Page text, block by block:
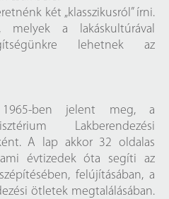
két „klasszikusról” írni.
a lakáskultúrával
lehetnek az
ben jelent meg, a
Lakberendezési
A lap akkor 32 oldalas
évtizedek óta segíti az
felújításában, a
ötletek megtalálásában.